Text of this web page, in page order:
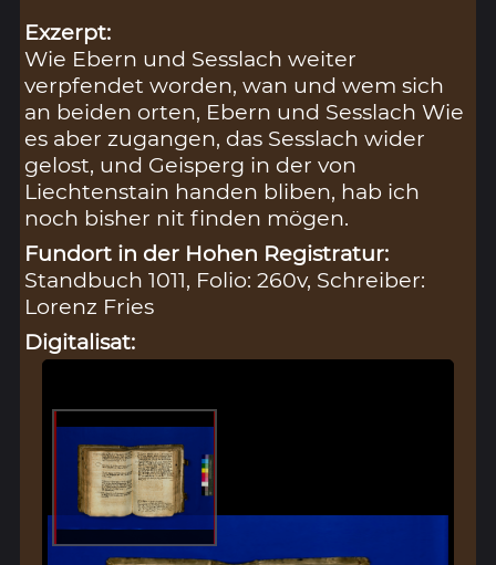
Exzerpt:
Wie Ebern und Sesslach weiter
verpfendet worden, wan und wem sich
an beiden orten, Ebern und Sesslach Wie
es aber zugangen, das Sesslach wider
gelost, und Geisperg in der von
Liechtenstain handen bliben, hab ich
noch bisher nit finden mögen.
Fundort in der Hohen Registratur:
Standbuch 1011, Folio: 260v, Schreiber:
Lorenz Fries
Digitalisat: